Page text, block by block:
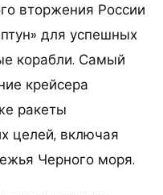
вторжения России
для успешных
корабли. Самый
крейсера
ракеты
целей, включая
Черного моря.